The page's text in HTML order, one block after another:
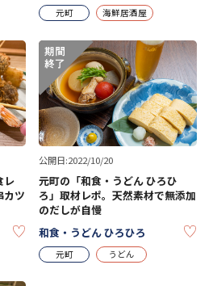
元町 海鮮居酒屋
レ
カツ
KEEP
公開日:2022/10/20
元町の「和食・うどん ひろひ
ろ」取材レポ。天然素材で無添加
のだしが自慢
和食・うどん ひろひろ
元町 うどん